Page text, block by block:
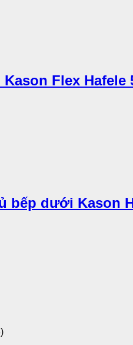
Flex Hafele
dưới Kason